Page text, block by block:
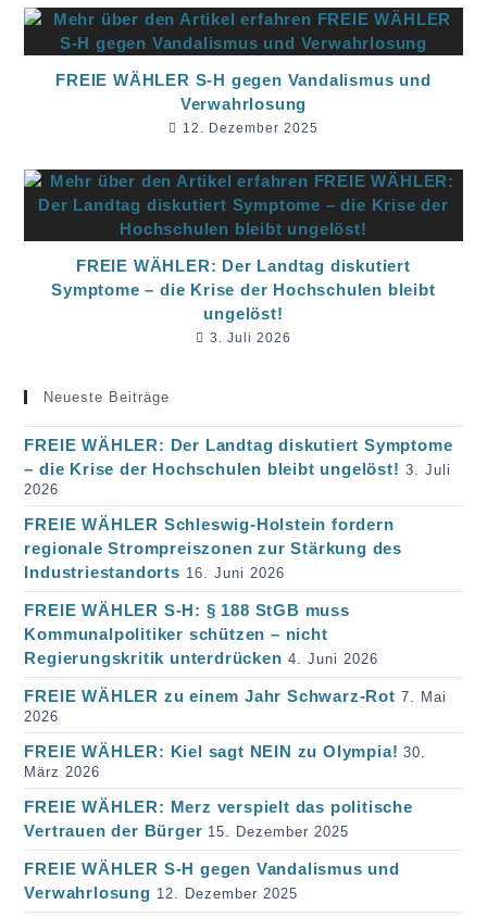
FREIE WÄHLER S-H gegen Vandalismus und
Verwahrlosung
12. Dezember 2025
FREIE WÄHLER: Der Landtag diskutiert
Symptome – die Krise der Hochschulen bleibt
ungelöst!
3. Juli 2026
Neueste Beiträge
FREIE WÄHLER: Der Landtag diskutiert Symptome
– die Krise der Hochschulen bleibt ungelöst! 3. Juli
2026
FREIE WÄHLER Schleswig-Holstein fordern
regionale Strompreiszonen zur Stärkung des
Industriestandorts 16. Juni 2026
FREIE WÄHLER S-H: § 188 StGB muss
Kommunalpolitiker schützen – nicht
Regierungskritik unterdrücken 4. Juni 2026
FREIE WÄHLER zu einem Jahr Schwarz-Rot 7. Mai
2026
FREIE WÄHLER: Kiel sagt NEIN zu Olympia! 30.
März 2026
FREIE WÄHLER: Merz verspielt das politische
Vertrauen der Bürger 15. Dezember 2025
FREIE WÄHLER S-H gegen Vandalismus und
Verwahrlosung 12. Dezember 2025